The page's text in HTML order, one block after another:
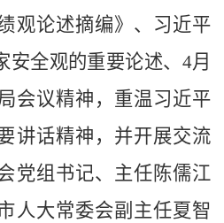
观论述摘编》、习近平
安全观的重要论述、4月
会议精神，重温习近平
讲话精神，并开展交流
党组书记、主任陈儒江
人大常委会副主任夏智